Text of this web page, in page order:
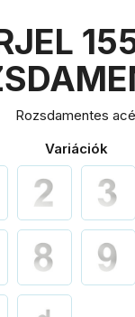
Rozsdamentes
Variációk